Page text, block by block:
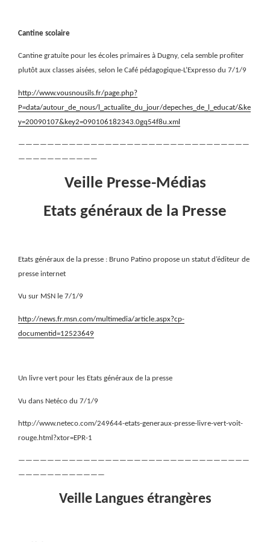
Cantine scolaire
Cantine gratuite pour les écoles primaires à Dugny, cela semble profiter
plutôt aux classes aisées, selon le Café pédagogique-L’Expresso du 7/1/9
http://www.vousnousils.fr/page.php?
P=data/autour_de_nous/l_actualite_du_jour/depeches_de_l_educat/&ke
y=20090107&key2=090106182343.0gq54f8u.xml
————————————————————————————————
———————————
Veille Presse-Médias
Etats généraux de la Presse
Etats généraux de la presse : Bruno Patino propose un statut d’éditeur de
presse internet
Vu sur MSN le 7/1/9
http://news.fr.msn.com/multimedia/article.aspx?cp-
documentid=12523649
Un livre vert pour les Etats généraux de la presse
Vu dans Netéco du 7/1/9
http://www.neteco.com/249644-etats-generaux-presse-livre-vert-voit-
rouge.html?xtor=EPR-1
————————————————————————————————
————————————
Veille Langues étrangères